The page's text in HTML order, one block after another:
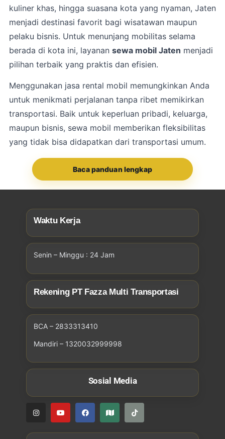
kuliner khas, hingga suasana kota yang nyaman, Jaten
menjadi destinasi favorit bagi wisatawan maupun
pelaku bisnis. Untuk menunjang mobilitas selama
berada di kota ini, layanan sewa mobil Jaten menjadi
pilihan terbaik yang praktis dan efisien.
Menggunakan jasa rental mobil memungkinkan Anda
untuk menikmati perjalanan tanpa ribet memikirkan
transportasi. Baik untuk keperluan pribadi, keluarga,
maupun bisnis, sewa mobil memberikan fleksibilitas
yang tidak bisa didapatkan dari transportasi umum.
Baca panduan lengkap
Waktu Kerja
Senin – Minggu : 24 Jam
Rekening PT Fazza Multi Transportasi
BCA – 2833313410
Mandiri – 1320032999998
Sosial Media